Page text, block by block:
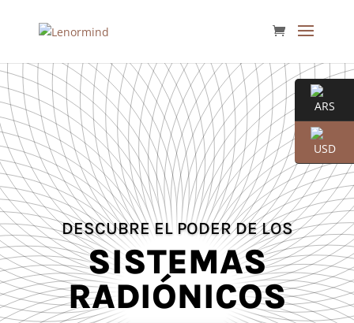
DESCUBRE EL PODER DE LOS
SISTEMAS
RADIÓNICOS